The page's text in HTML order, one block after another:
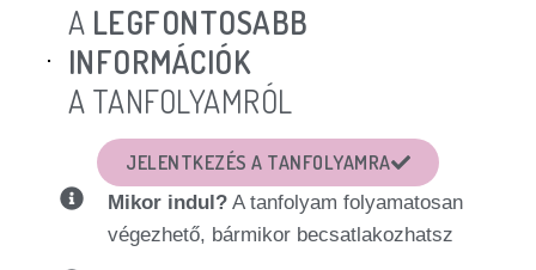
A LEGFONTOSABB
INFORMÁCIÓK
A TANFOLYAMRÓL
JELENTKEZÉS A TANFOLYAMRA
Mikor indul? A tanfolyam folyamatosan
végezhető, bármikor becsatlakozhatsz